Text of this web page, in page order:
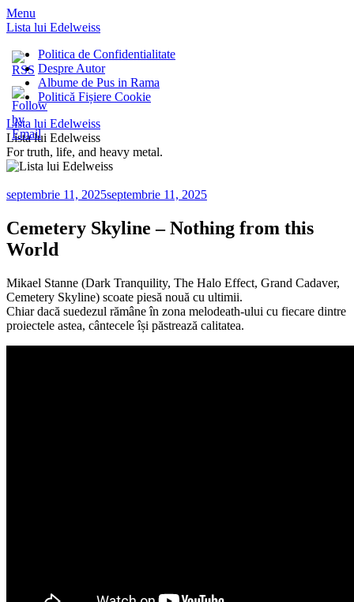
Menu
Lista lui Edelweiss
Politica de Confidentialitate
Despre Autor
Albume de Pus in Rama
Politică Fișiere Cookie
Lista lui Edelweiss
Lista lui Edelweiss
For truth, life, and heavy metal.
septembrie 11, 2025septembrie 11, 2025
Cemetery Skyline – Nothing from this
World
Mikael Stanne (Dark Tranquility, The Halo Effect, Grand Cadaver,
Cemetery Skyline) scoate piesă nouă cu ultimii.
Chiar dacă suedezul rămâne în zona melodeath-ului cu fiecare dintre
proiectele astea, cântecele își păstrează calitatea.